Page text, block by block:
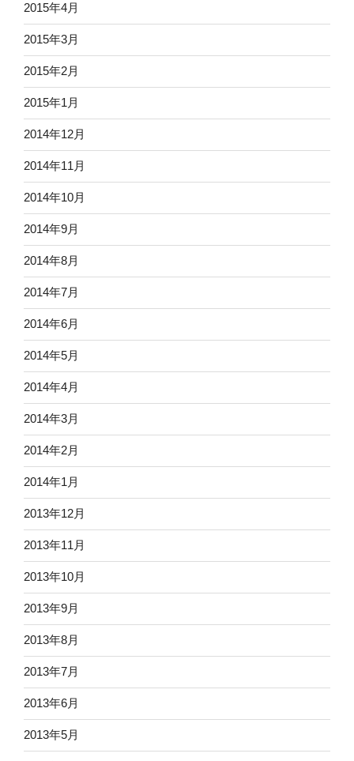
2015年4月
2015年3月
2015年2月
2015年1月
2014年12月
2014年11月
2014年10月
2014年9月
2014年8月
2014年7月
2014年6月
2014年5月
2014年4月
2014年3月
2014年2月
2014年1月
2013年12月
2013年11月
2013年10月
2013年9月
2013年8月
2013年7月
2013年6月
2013年5月